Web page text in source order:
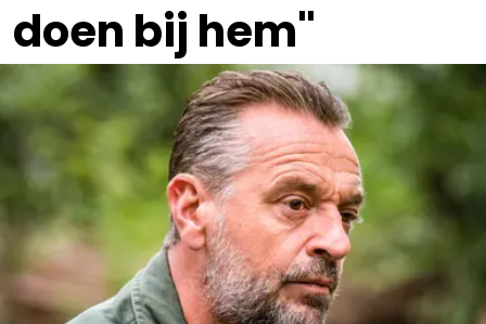
doen bij hem"